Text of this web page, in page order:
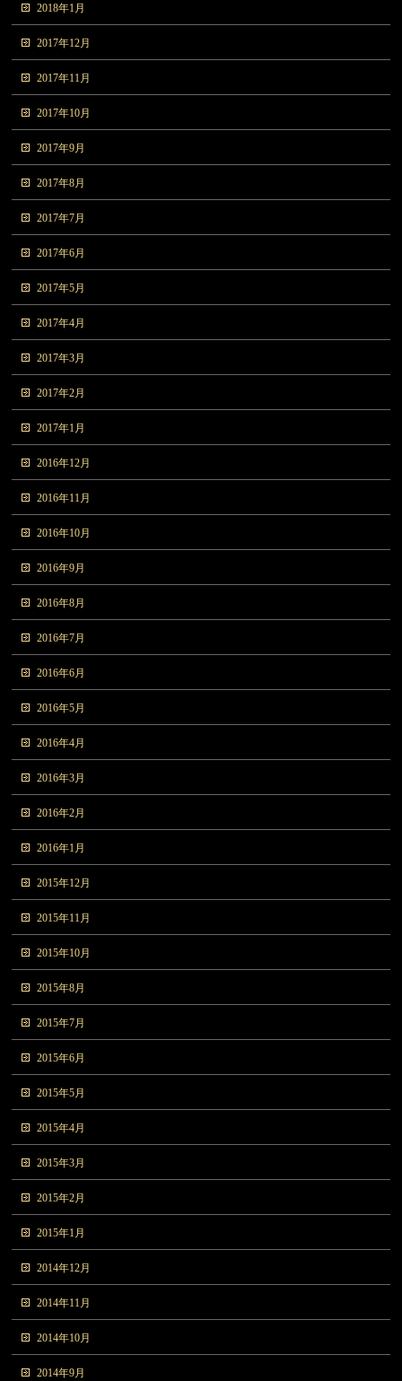
2018年1月
2017年12月
2017年11月
2017年10月
2017年9月
2017年8月
2017年7月
2017年6月
2017年5月
2017年4月
2017年3月
2017年2月
2017年1月
2016年12月
2016年11月
2016年10月
2016年9月
2016年8月
2016年7月
2016年6月
2016年5月
2016年4月
2016年3月
2016年2月
2016年1月
2015年12月
2015年11月
2015年10月
2015年8月
2015年7月
2015年6月
2015年5月
2015年4月
2015年3月
2015年2月
2015年1月
2014年12月
2014年11月
2014年10月
2014年9月